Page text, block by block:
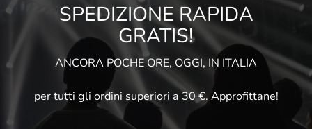
SPEDIZIONE RAPIDA
GRATIS!
ANCORA POCHE ORE, OGGI, IN ITALIA
per tutti gli ordini superiori a 30 €. Approfittane!